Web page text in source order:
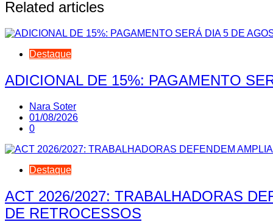
Post
Related articles
Destaque
ADICIONAL DE 15%: PAGAMENTO
Nara Soter
01/08/2026
0
Destaque
ACT 2026/2027: TRABALHADORAS
DE RETROCESSOS